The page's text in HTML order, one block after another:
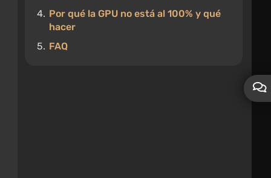
4. Por qué la GPU no está al 100% y qué
hacer
5. FAQ